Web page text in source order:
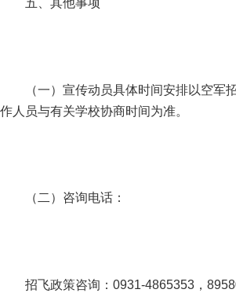
五、其他事项
（一）宣传动员具体时间安排以空军招
作人员与有关学校协商时间为准。
（二）咨询电话：
招飞政策咨询：0931-4865353，